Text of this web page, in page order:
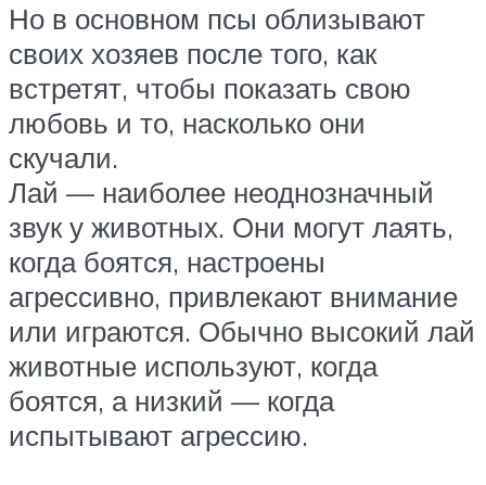
Но в основном псы облизывают
своих хозяев после того, как
встретят, чтобы показать свою
любовь и то, насколько они
скучали.
Лай — наиболее неоднозначный
звук у животных. Они могут лаять,
когда боятся, настроены
агрессивно, привлекают внимание
или играются. Обычно высокий лай
животные используют, когда
боятся, а низкий — когда
испытывают агрессию.